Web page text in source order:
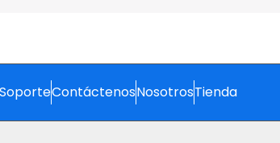
SoporteContáctenosNosotrosTienda